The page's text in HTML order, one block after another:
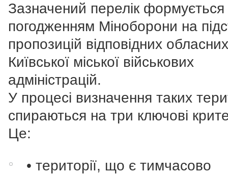
Зазначений перелік формується
погодженням Міноборони на
пропозицій відповідних
Київської міської військових
адміністрацій.
У процесі визначення таких
спираються на три ключові
Це:
• території, що є тимчасово